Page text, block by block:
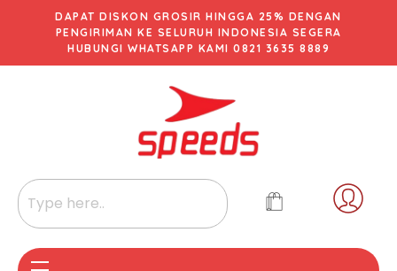
DAPAT DISKON GROSIR HINGGA 25% DENGAN
PENGIRIMAN KE SELURUH INDONESIA SEGERA
HUBUNGI WHATSAPP KAMI 0821 3635 8889